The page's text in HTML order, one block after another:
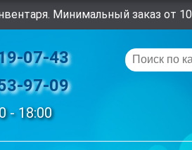
Минимальный заказ от
07-43
97-09
- 18:00